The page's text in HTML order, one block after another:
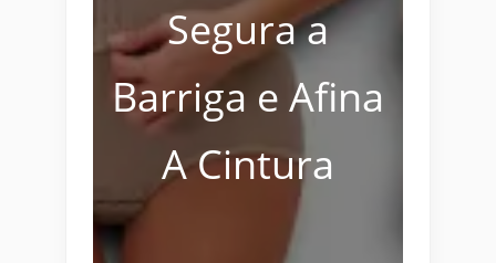
Segura a
Barriga e Afina
A Cintura